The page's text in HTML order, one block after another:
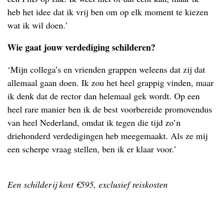
heb het idee dat ik vrij ben om op elk moment te kiezen
wat ik wil doen.’
Wie gaat jouw verdediging schilderen?
‘Mijn collega’s en vrienden grappen weleens dat zij dat
allemaal gaan doen. Ik zou het heel grappig vinden, maar
ik denk dat de rector dan helemaal gek wordt. Op een
heel rare manier ben ik de best voorbereide promovendus
van heel Nederland, omdat ik tegen die tijd zo’n
driehonderd verdedigingen heb meegemaakt. Als ze mij
een scherpe vraag stellen, ben ik er klaar voor.’
Een schilderij kost €595, exclusief reiskosten